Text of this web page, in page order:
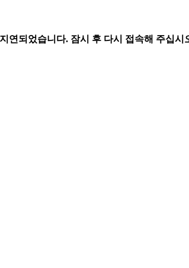
연되었습니다. 잠시 후 다시 접속해 주십시